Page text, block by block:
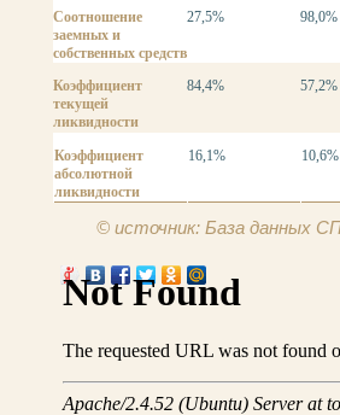
Соотношение
заемных и
собственных средств
27,5% 98,0%
Коэффициент
текущей
ликвидности
84,4% 57,2%
Коэффициент
абсолютной
ликвидности
16,1% 10,6%
© источник: База данных